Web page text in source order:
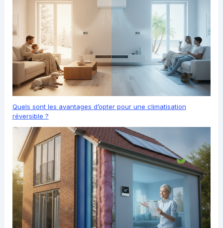
Quels sont les avantages d’opter pour une climatisation
réversible ?